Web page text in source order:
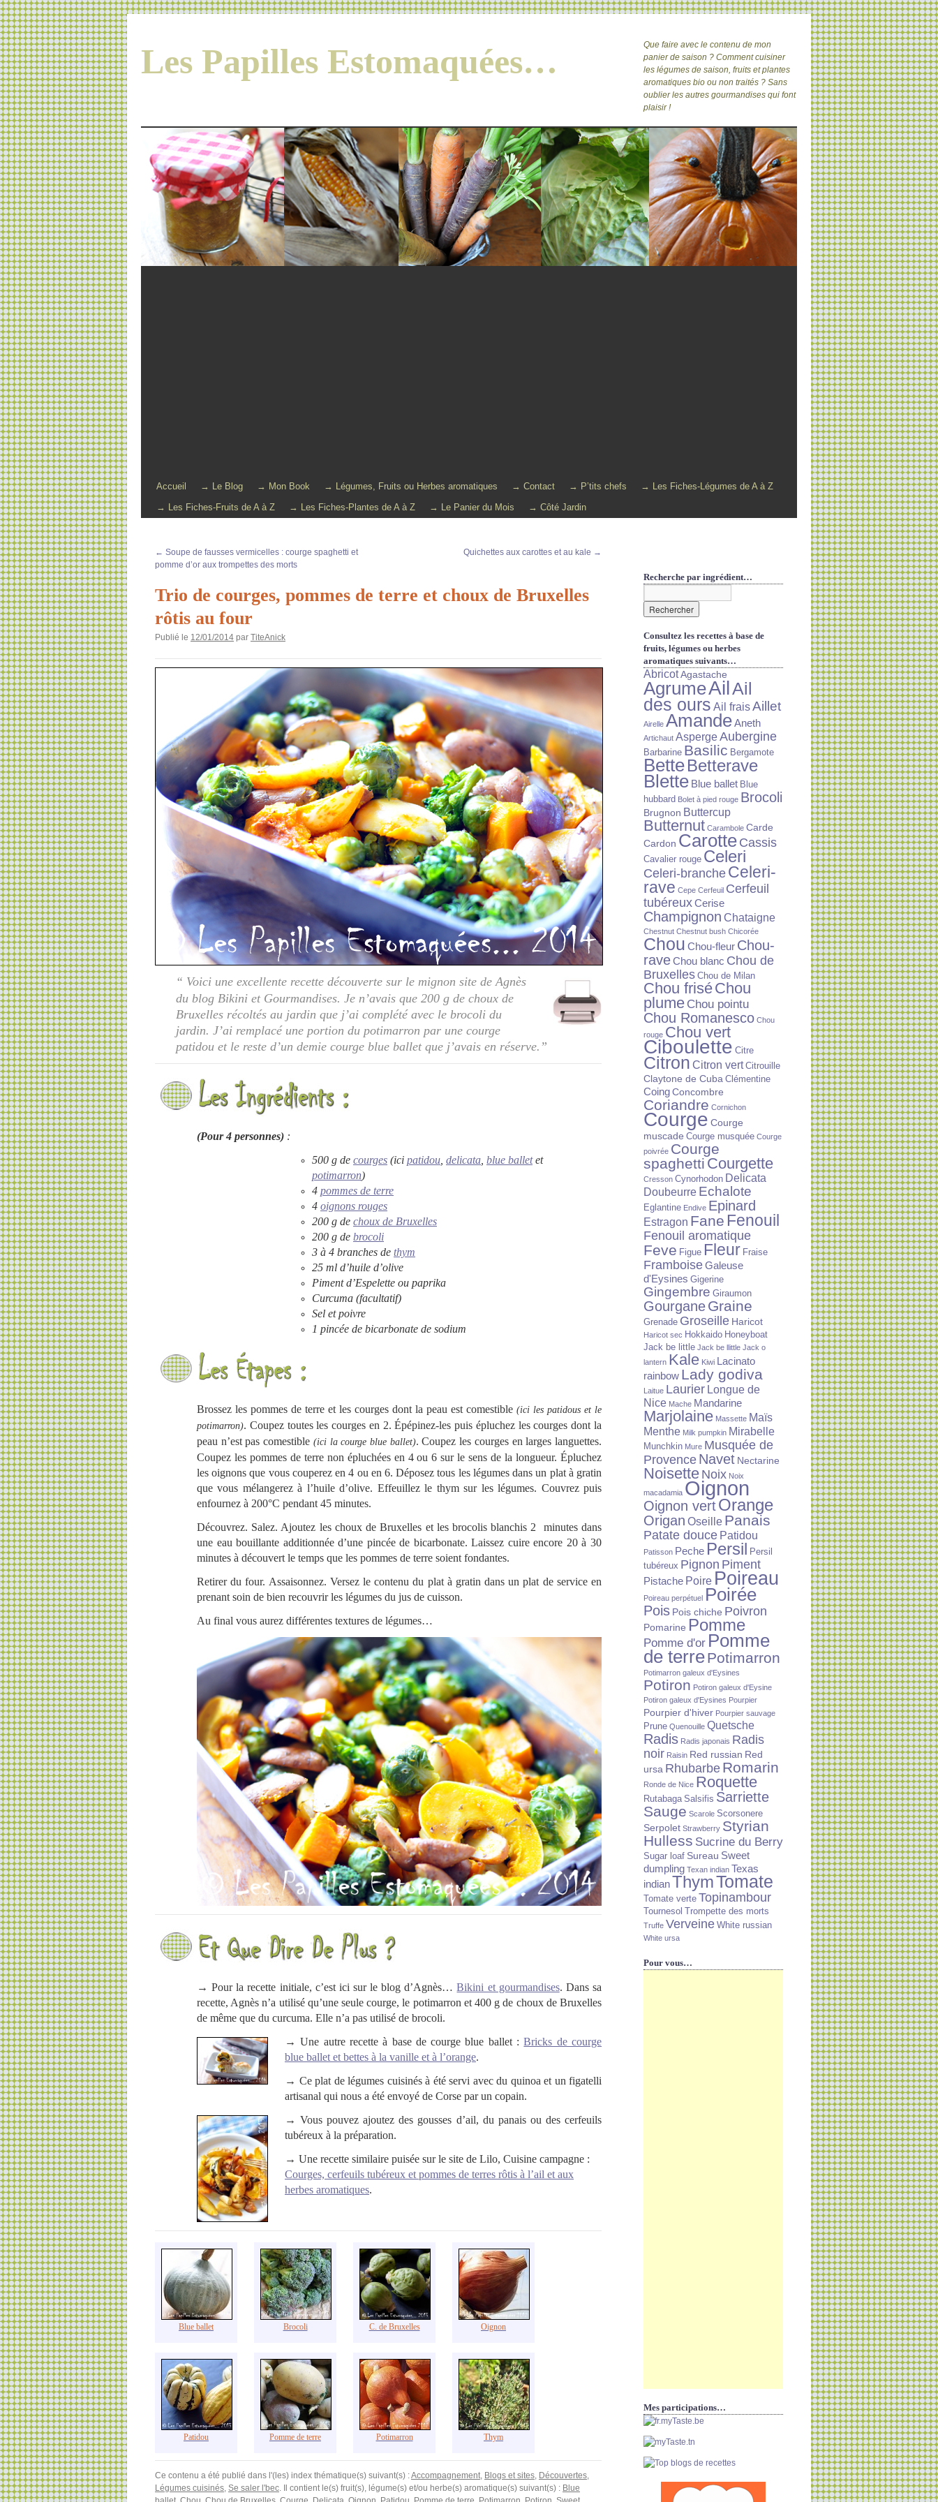
Les Papilles Estomaquées…
Que faire avec le contenu de mon
panier de saison ? Comment cuisiner
les légumes de saison, fruits et plantes
aromatiques bio ou non traités ? Sans
oublier les autres gourmandises qui font
plaisir !
Accueil → Le Blog → Mon Book → Légumes, Fruits ou Herbes aromatiques → Contact → P’tits chefs
→ Les Fiches-Légumes de A à Z
→ Les Fiches-Fruits de A à Z
→ Les Fiches-Plantes de A à Z → Le Panier du Mois → Côté Jardin
← Soupe de fausses vermicelles : courge spaghetti et
pomme d’or aux trompettes des morts
Quichettes aux carottes et au kale →
Trio de courges, pommes de terre et choux de Bruxelles
rôtis au four
Publié le 12/01/2014 par TiteAnick
“ Voici une excellente recette découverte sur le mignon site de Agnès
du blog Bikini et Gourmandises. Je n’avais que 200 g de choux de
Bruxelles récoltés au jardin que j’ai complété avec le brocoli du
jardin. J’ai remplacé une portion du potimarron par une courge
patidou et le reste d’un demie courge blue ballet que j’avais en réserve. ”
(Pour 4 personnes) :
500 g de courges (ici patidou delicata blue balletet
potimarron)
4 pommes de terre
4 oignons rouges
200 g de choux de Bruxelles
200 g de brocoli
3 à 4 branches de thym
25 ml d’huile d’olive
Piment d’Espelette ou paprika
Curcuma (facultatif)
Sel et poivre
1 pincée de bicarbonate de sodium
Brossez les pommes de terre et les courges dont la peau est comestible (ici les patidous et le
potimarron). Coupez toutes les courges en 2. Épépinez-les puis épluchez les courges dont la
peau n’est pas comestible (ici la courge blue ballet). Coupez les courges en larges languettes.
Coupez les pommes de terre non épluchées en 4 ou 6 sur le sens de la longueur. Épluchez
les oignons que vous couperez en 4 ou en 6. Déposez tous les légumes dans un plat à gratin
que vous mélangerez à l’huile d’olive. Effeuillez le thym sur les légumes. Couvrez puis
enfournez à 200°C pendant 45 minutes.
Découvrez. Salez. Ajoutez les choux de Bruxelles et les brocolis blanchis 2 minutes dans
une eau bouillante additionnée d’une pincée de bicarbonate. Laissez cuire encore 20 à 30
minutes à découvert le temps que les pommes de terre soient fondantes.
Retirer du four. Assaisonnez. Versez le contenu du plat à gratin dans un plat de service en
prenant soin de bien recouvrir les légumes du jus de cuisson.
Au final vous aurez différentes textures de légumes…
→ Pour la recette initiale, c’est ici sur le blog d’Agnès…Bikini et gourmandises. Dans sa
recette, Agnès n’a utilisé qu’une seule courge, le potimarron et 400 g de choux de Bruxelles
de même que du curcuma. Elle n’a pas utilisé de brocoli.
→ Une autre recette à base de courge blue ballet :Bricks de courge
blue ballet et bettes à la vanille et à l’orange.
→ Ce plat de légumes cuisinés à été servi avec du quinoa et un figatelli
artisanal qui nous a été envoyé de Corse par un copain.
→ Vous pouvez ajoutez des gousses d’ail, du panais ou des cerfeuils
tubéreux à la préparation.
→ Une recette similaire puisée sur le site de Lilo, Cuisine campagne :
Courges, cerfeuils tubéreux et pommes de terres rôtis à l’ail et aux
herbes aromatiques.
Blue ballet Brocoli C. de Bruxelles Oignon
Patidou Pomme de terre Potimarron Thym
Ce contenu a été publié dans l'(les) index thématique(s) suivant(s) :Accompagnement, Blogs et sites, Découvertes,
Légumes cuisinés, Se saler l'bec. Il contient le(s) fruit(s), légume(s) et/ou herbe(s) aromatique(s) suivant(s) : Blue
Recherche par ingrédient…
Consultez les recettes à base de
fruits, légumes ou herbes
aromatiques suivants…
AbricotAgastache
AgrumeAilAil
des ours Ail fraisAillet
Airelle AmandeAneth
Artichaut AspergeAubergine
Barbarine Basilic Bergamote
BetteBetterave
Blette Blue ballet Blue
hubbard Bolet à pied rouge Brocoli
Brugnon Buttercup
Butternut Carambole Carde
Cardon Carotte Cassis
Cavalier rouge Celeri
Celeri-branche Celeri-
rave Cepe Cerfeuil Cerfeuil
tubéreuxCerise
Champignon Chataigne
Chestnut Chestnut bush Chicorée
Chou Chou-fleur Chou-
raveChou blanc Chou de
Bruxelles Chou de Milan
Chou friséChou
plume Chou pointu
Chou Romanesco Chou
rouge Chou vert
Ciboulette Citre
Citron Citron vert Citrouille
Claytone de Cuba Clémentine
CoingConcombre
Coriandre Cornichon
Courge Courge
muscade Courge musquée Courge
poivrée Courge
spaghetti Courgette
Cresson Cynorhodon Delicata
Doubeurre Echalote
Eglantine Endive Epinard
Estragon Fane Fenouil
Fenouil aromatique
Feve Figue Fleur Fraise
FramboiseGaleuse
d'Eysines Gigerine
Gingembre Giraumon
GourganeGraine
Grenade Groseille Haricot
Haricot sec Hokkaido Honeyboat
Jack be little Jack be llittle Jack o
lantern Kale Kiwi
Lacinato
rainbow Lady godiva
Laitue Laurier Longue de
Nice Mache Mandarine
Marjolaine Massette Maïs
Menthe Milk pumpkin Mirabelle
Munchkin Mure Musquée de
Provence Navet Nectarine
Noisette Noix Noix
macadamia Oignon
Oignon vertOrange
Origan Oseille Panais
Patate douce Patidou
Patisson Peche Persil Persil
tubéreux Pignon Piment
Pistache Poire Poireau
Poireau perpétuel Poirée
Pois Pois chiche Poivron
Pomarine Pomme
Pomme d'or Pomme
de terrePotimarron
Potimarron galeux d'Eysines
Potiron Potiron galeux d'Eysine
Potiron galeux d'Eysines Pourpier
Pourpier d'hiver Pourpier sauvage
Prune Quenouille Quetsche
Radis Radis japonais Radis
noir Raisin Red russian Red
ursa Rhubarbe Romarin
Ronde de Nice Roquette
Rutabaga Salsifis Sarriette
Sauge Scarole Scorsonere
Serpolet Strawberry Styrian
Hulless Sucrine du Berry
Sugar loaf Sureau Sweet
dumpling Texan indian Texas
indianThymTomate
Tomate verte Topinambour
Tournesol Trompette des morts
Truffe Verveine White russian
White ursa
Pour vous…
Mes participations…